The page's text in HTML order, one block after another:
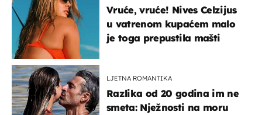
Vruće, vruće! Nives Celzijus
u vatrenom kupaćem malo
je toga prepustila mašti
LJETNA ROMANTIKA
Razlika od 20 godina im ne
smeta: Nježnosti na moru